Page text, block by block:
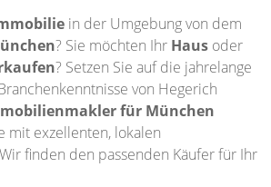
in der Umgebung von dem
? Sie möchten Ihr Haus oder
? Setzen Sie auf die jahrelange
von Hegerich
für München
mit exzellenten, lokalen
finden den passenden Käufer für Ihr